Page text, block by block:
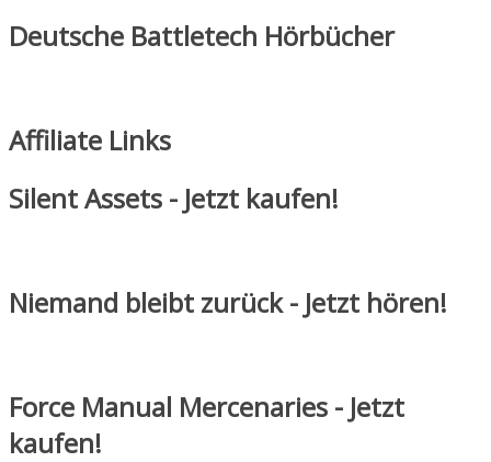
Deutsche Battletech Hörbücher
Affiliate Links
Silent Assets - Jetzt kaufen!
Niemand bleibt zurück - Jetzt hören!
Force Manual Mercenaries - Jetzt
kaufen!